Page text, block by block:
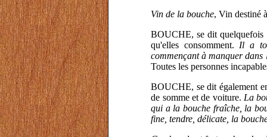
Vin de la bouche, Vin destiné
BOUCHE, se dit quelquefois
qu'elles consomment. Il a
commençant à manquer
Toutes les personnes
BOUCHE, se dit également
de somme et de voiture. La
qui a la bouche fraîche, la
fine, tendre, délicate, la